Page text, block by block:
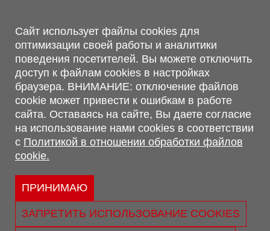
Магазин, склад
г. Минск, Минский р-н, п. Привольный, ул. Мира, 20А,
223062
г. Брест, ул. Лейтенанта Рябцева, 108 В, 224701
Обращаем Ваше внимание, что вся предоставленная на сайте
информация, касающаяся комплектаций, технических
характеристик, цветовых сочетаний, а также стоимости и
сервисного обслуживания носит информационный характер и
не является публичной офертой, определяемой п.2 ст.407
Гражданского кодекса Республики Беларусь.
Политика обработки персональных данных
Политикой в отношении обработки файлов cookie.
Сайт использует файлы cookies для
оптимизации своей работы и аналитики
поведения посетителей. Вы можете отключить
доступ к файлам cookies в настройках
браузера. ВНИМАНИЕ: отключение файлов
cookie может привести к ошибкам в работе
сайта. Оставаясь на сайте, Вы даете согласие
на использование нами cookies в соответствии
с Политикой в отношении обработки файлов
cookie.
ПРИНИМАЮ
ЗАПРЕТИТЬ ИСПОЛЬЗОВАНИЕ COOKIES